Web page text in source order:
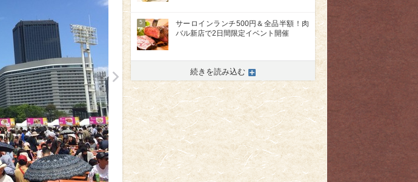
5
サーロインランチ500円＆全品半額！肉
バル新店で2日間限定イベント開催
続きを読み込む